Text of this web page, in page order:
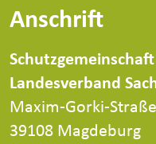
Anschrift
Landesverband
Maxim-Gorki-
39108 Magdeburg